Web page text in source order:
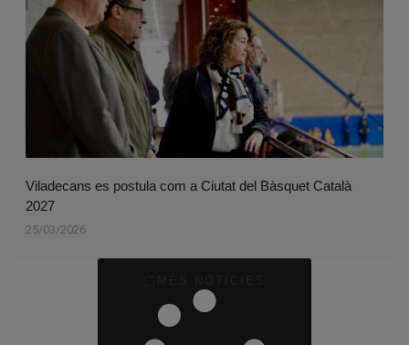
Viladecans es postula com a Ciutat del Bàsquet Català
2027
25/03/2026